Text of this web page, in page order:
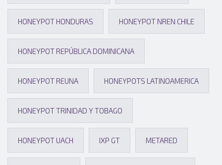
HONEYPOT HONDURAS HONEYPOT NREN CHILE
HONEYPOT REPÚBLICA DOMINICANA
HONEYPOT REUNA HONEYPOTS LATINOAMERICA
HONEYPOT TRINIDAD Y TOBAGO
HONEYPOT UACH IXP GT METARED